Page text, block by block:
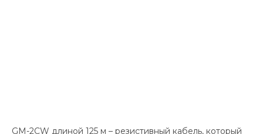
GM-2CW длиной 125 м – резистивный кабель, который